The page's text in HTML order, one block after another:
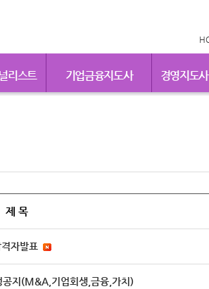
리스트 기업금융지도사 경영지도
제 목
자발표
지(M&A,기업회생,금융,가치)